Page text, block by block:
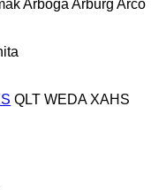
Arboga Arburg Arco
QLT WEDA XAHS